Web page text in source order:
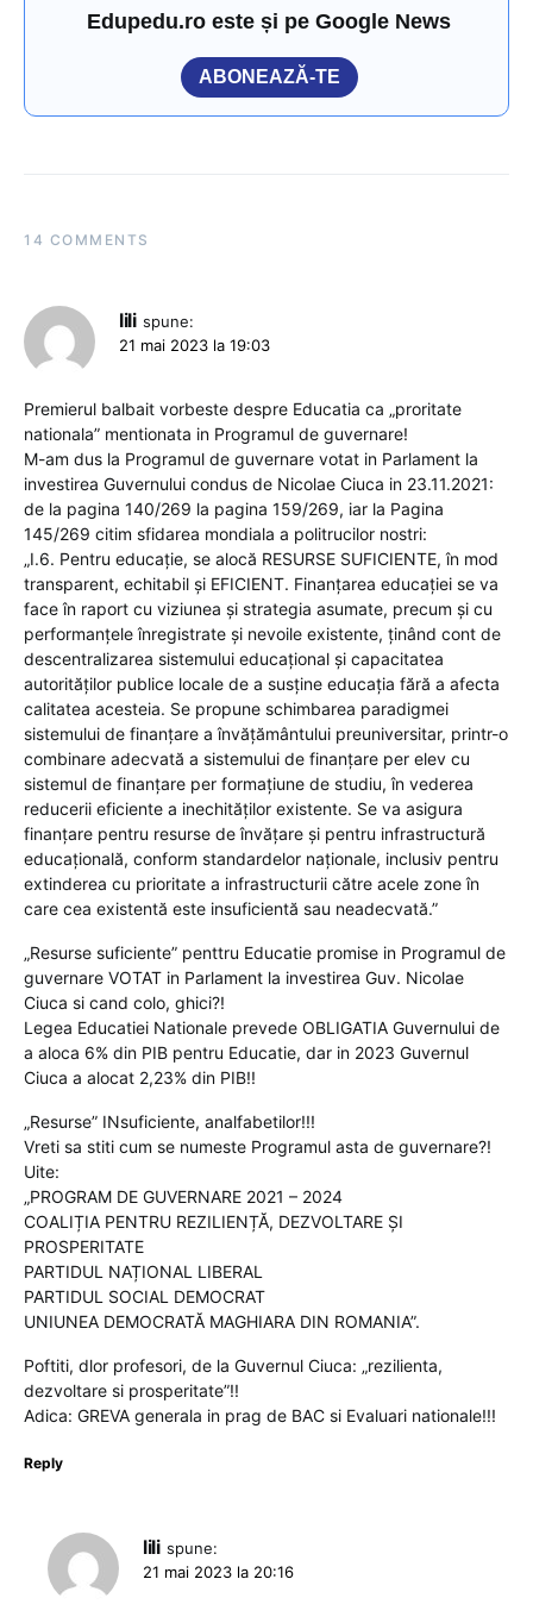
Edupedu.ro este și pe Google News
ABONEAZĂ-TE
14 COMMENTS
lili spune:
21 mai 2023 la 19:03
Premierul balbait vorbeste despre Educatia ca „proritate
nationala” mentionata in Programul de guvernare!
M-am dus la Programul de guvernare votat in Parlament la
investirea Guvernului condus de Nicolae Ciuca in 23.11.2021:
de la pagina 140/269 la pagina 159/269, iar la Pagina
145/269 citim sfidarea mondiala a politrucilor nostri:
„I.6. Pentru educație, se alocă RESURSE SUFICIENTE, în mod
transparent, echitabil și EFICIENT. Finanţarea educaţiei se va
face în raport cu viziunea şi strategia asumate, precum şi cu
performanţele înregistrate şi nevoile existente, ţinând cont de
descentralizarea sistemului educaţional şi capacitatea
autorităţilor publice locale de a susţine educaţia fără a afecta
calitatea acesteia. Se propune schimbarea paradigmei
sistemului de finanțare a învățământului preuniversitar, printr-o
combinare adecvată a sistemului de finanțare per elev cu
sistemul de finanțare per formațiune de studiu, în vederea
reducerii eficiente a inechităților existente. Se va asigura
finanţare pentru resurse de învăţare şi pentru infrastructură
educaţională, conform standardelor naţionale, inclusiv pentru
extinderea cu prioritate a infrastructurii către acele zone în
care cea existentă este insuficientă sau neadecvată.”
„Resurse suficiente” penttru Educatie promise in Programul de
guvernare VOTAT in Parlament la investirea Guv. Nicolae
Ciuca si cand colo, ghici?!
Legea Educatiei Nationale prevede OBLIGATIA Guvernului de
a aloca 6% din PIB pentru Educatie, dar in 2023 Guvernul
Ciuca a alocat 2,23% din PIB!!
„Resurse” INsuficiente, analfabetilor!!!
Vreti sa stiti cum se numeste Programul asta de guvernare?!
Uite:
„PROGRAM DE GUVERNARE 2021 – 2024
COALIȚIA PENTRU REZILIENȚĂ, DEZVOLTARE ȘI
PROSPERITATE
PARTIDUL NAȚIONAL LIBERAL
PARTIDUL SOCIAL DEMOCRAT
UNIUNEA DEMOCRATĂ MAGHIARA DIN ROMANIA”.
Poftiti, dlor profesori, de la Guvernul Ciuca: „rezilienta,
dezvoltare si prosperitate”!!
Adica: GREVA generala in prag de BAC si Evaluari nationale!!!
Reply
lili spune:
21 mai 2023 la 20:16